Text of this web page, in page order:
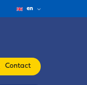
en
Contact